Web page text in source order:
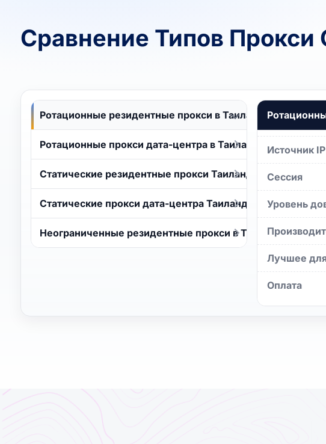
Сравнение Типов
Ротационные резидентные прокси в Таиланд
Ротационные прокси дата-центра в Таиланд
Статические резидентные прокси Таиланд
Статические прокси дата-центра Таиланд
Неограниченные резидентные прокси в Таиланд
Источник IP
Сессия
Уровень
Лучшее
Оплата